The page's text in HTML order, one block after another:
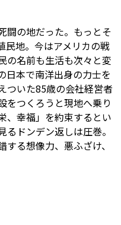
闘の地だった。もっとそ
民地。今はアメリカの戦
の名前も生活も次々と変
日本で南洋出身の力士を
ついた85歳の会社経営者
をつくろうと現地へ乗り
、幸福」を約束するとい
ドンデン返しは圧巻。
る想像力、悪ふざけ、